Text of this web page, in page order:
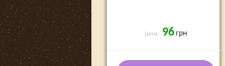
Цена: 96 грн